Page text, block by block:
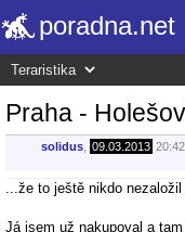
poradna.net
Praha -
solidus 09.03.2013 20:42
...že to ještě nikdo nezaložil
Já jsem už nakupoval a